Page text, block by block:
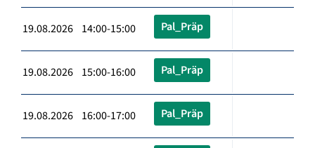
19.08.2026 14:00-15:00 Pal_Präp
19.08.2026 15:00-16:00 Pal_Präp
19.08.2026 16:00-17:00 Pal_Präp